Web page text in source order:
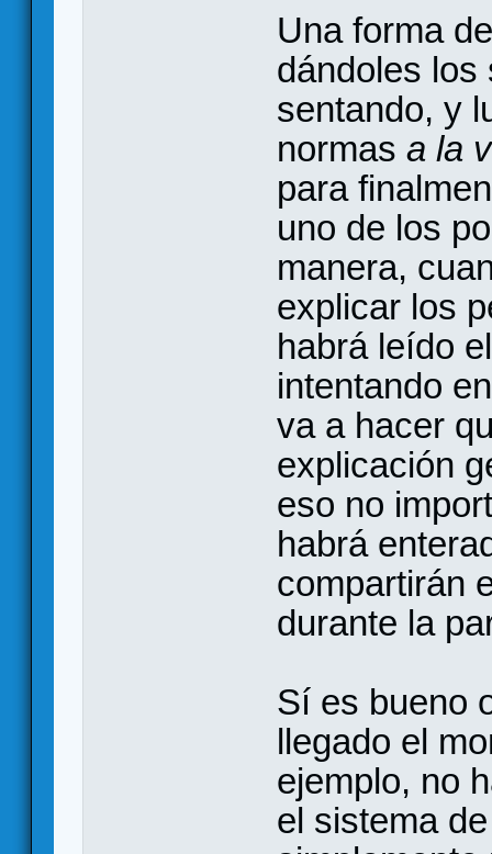
Una forma
dándoles los
sentando, y
normas a la
para
uno de los
manera,
explicar los
habrá leído
intentando
va a hacer
explicación
eso no
habrá
compartirán
durante la
Sí es bueno
llegado el
ejemplo, no
el sistema